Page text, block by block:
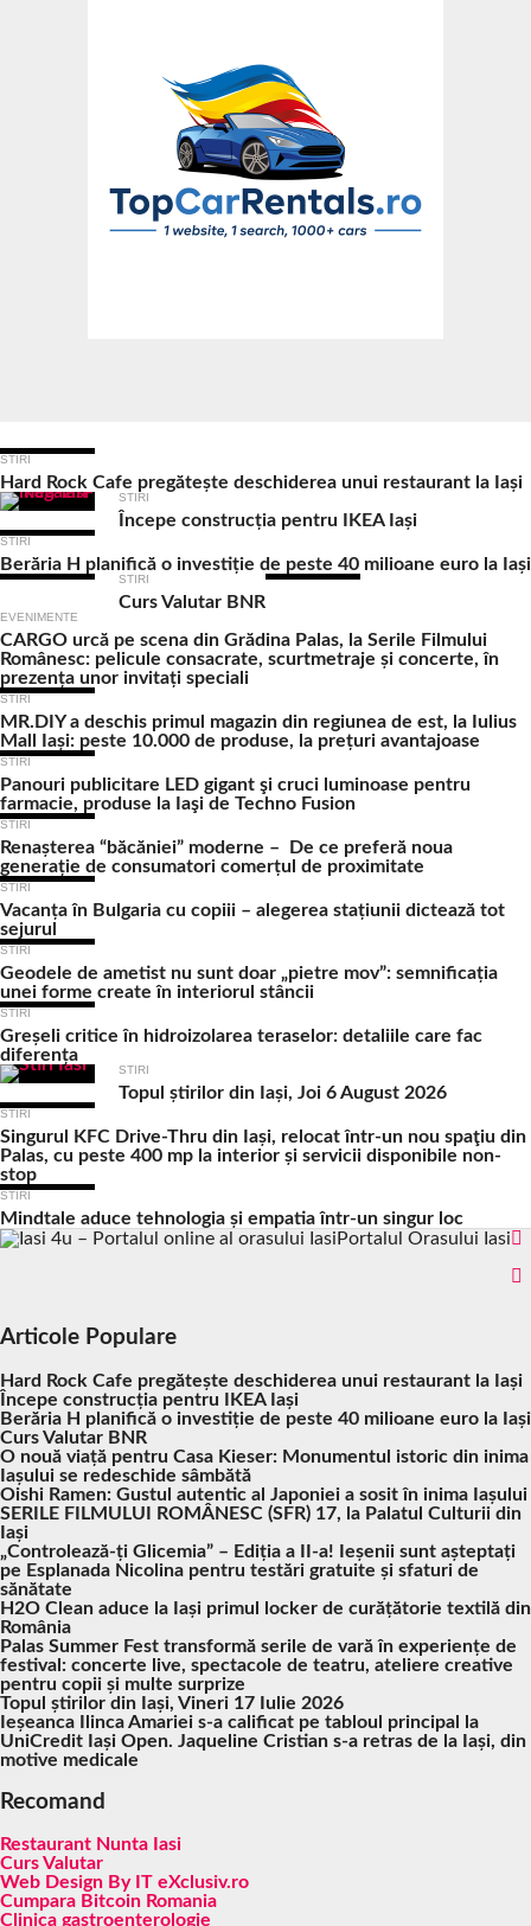
STIRI
Hard Rock Cafe pregătește deschiderea unui restaurant la Iași
STIRI
Începe construcția pentru IKEA Iași
STIRI
Berăria H planifică o investiție de peste 40 milioane euro la Iași
STIRI
Curs Valutar BNR
EVENIMENTE
CARGO urcă pe scena din Grădina Palas, la Serile Filmului
Românesc: pelicule consacrate, scurtmetraje și concerte, în
prezența unor invitați speciali
STIRI
MR.DIY a deschis primul magazin din regiunea de est, la Iulius
Mall Iași: peste 10.000 de produse, la prețuri avantajoase
STIRI
Panouri publicitare LED gigant şi cruci luminoase pentru
farmacie, produse la Iaşi de Techno Fusion
STIRI
Renașterea “băcăniei” moderne – De ce preferă noua
generație de consumatori comerțul de proximitate
STIRI
Vacanța în Bulgaria cu copiii – alegerea stațiunii dictează tot
sejurul
STIRI
Geodele de ametist nu sunt doar „pietre mov”: semnificația
unei forme create în interiorul stâncii
STIRI
Greșeli critice în hidroizolarea teraselor: detaliile care fac
diferența
STIRI
Topul știrilor din Iași, Joi 6 August 2026
STIRI
Singurul KFC Drive-Thru din Iași, relocat într-un nou spaţiu din
Palas, cu peste 400 mp la interior și servicii disponibile non-
stop
STIRI
Mindtale aduce tehnologia și empatia într-un singur loc
Portalul Orasului Iasi
Articole Populare
Hard Rock Cafe pregătește deschiderea unui restaurant la Iași
Începe construcția pentru IKEA Iași
Berăria H planifică o investiție de peste 40 milioane euro la Iași
Curs Valutar BNR
O nouă viață pentru Casa Kieser: Monumentul istoric din inima
Iașului se redeschide sâmbătă
Oishi Ramen: Gustul autentic al Japoniei a sosit în inima Iașului
SERILE FILMULUI ROMÂNESC (SFR) 17, la Palatul Culturii din
Iași
„Controlează-ți Glicemia” – Ediția a II-a! Ieșenii sunt așteptați
pe Esplanada Nicolina pentru testări gratuite și sfaturi de
sănătate
H2O Clean aduce la Iași primul locker de curățătorie textilă din
România
Palas Summer Fest transformă serile de vară în experiențe de
festival: concerte live, spectacole de teatru, ateliere creative
pentru copii și multe surprize
Topul știrilor din Iași, Vineri 17 Iulie 2026
Ieșeanca Ilinca Amariei s-a calificat pe tabloul principal la
UniCredit Iași Open. Jaqueline Cristian s-a retras de la Iași, din
motive medicale
Recomand
Restaurant Nunta Iasi
Curs Valutar
Web Design By IT eXclusiv.ro
Cumpara Bitcoin Romania
Clinica gastroenterologie